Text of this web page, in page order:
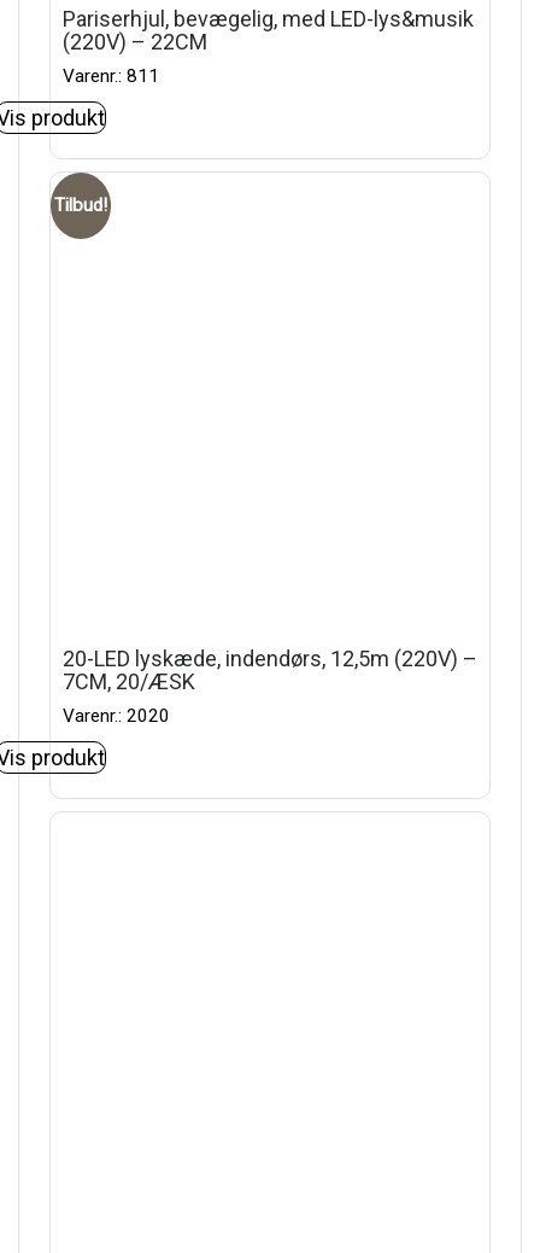
Pariserhjul, bevægelig, med LED-lys&musik
(220V) – 22CM
Varenr.: 811
produkt
Tilbud!
20-LED lyskæde, indendørs, 12,5m (220V) –
7CM, 20/ÆSK
Varenr.: 2020
produkt